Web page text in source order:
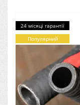
24 місяці гарантії
Популярний